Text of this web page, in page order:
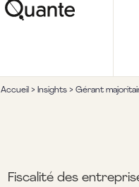
Accueil > Insights > Gérant
Fiscalité des